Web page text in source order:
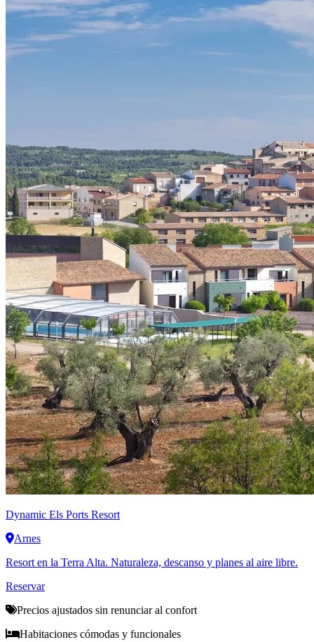
Dynamic Els Ports Resort
Arnes
Resort en la Terra Alta. Naturaleza, descanso y planes al aire libre.
Reservar
Precios ajustados sin renunciar al confort
Habitaciones cómodas y funcionales